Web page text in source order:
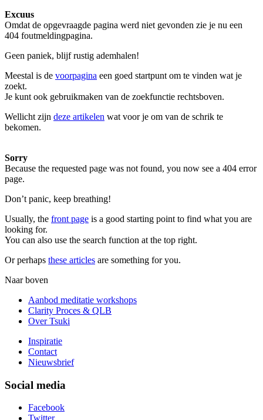
Excuus
Omdat de opgevraagde pagina werd niet gevonden zie je nu een
404 foutmeldingpagina.
Geen paniek, blijf rustig ademhalen!
Meestal is de voorpagina een goed startpunt om te vinden wat je
zoekt.
Je kunt ook gebruikmaken van de zoekfunctie rechtsboven.
Wellicht zijn deze artikelen wat voor je om van de schrik te
bekomen.
Sorry
Because the requested page was not found, you now see a 404 error
page.
Don’t panic, keep breathing!
Usually, the front page is a good starting point to find what you are
looking for.
You can also use the search function at the top right.
Or perhaps these articles are something for you.
Naar boven
Aanbod meditatie workshops
Clarity Proces & QLB
Over Tsuki
Inspiratie
Contact
Nieuwsbrief
Social media
Facebook